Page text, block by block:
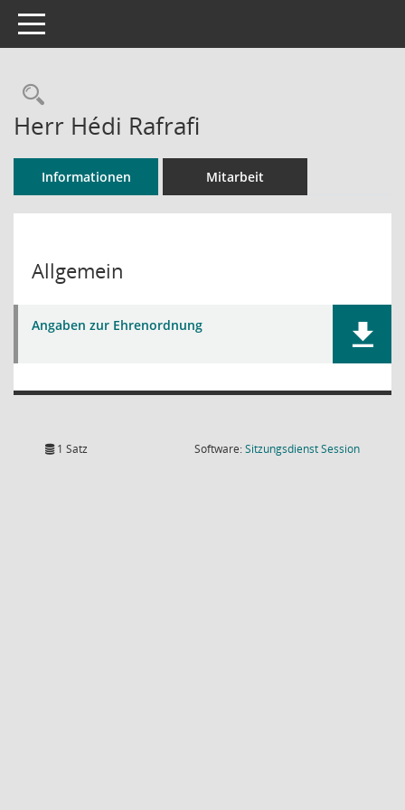
Toggle navigation
Rechercheauswahl
Herr Hédi Rafrafi
Informationen Mitarbeit
Allgemein
Angaben zur Ehrenordnung
1 Satz Software:SitzungsdienstSession(Wird in